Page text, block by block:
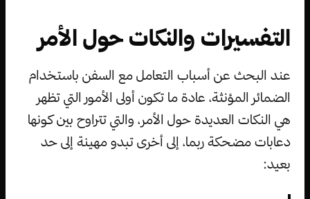
التفسيرات والنكات حول الأمر
عند البحث عن أسباب التعامل مع السفن باستخدام
الضمائر المؤنثة، عادة ما تكون أولى الأمور التي تظهر
هي النكات العديدة حول الأمر، والتي تتراوح بين كونها
دعابات مضحكة ربما، إلى أخرى تبدو مهينة إلى حد
بعيد: